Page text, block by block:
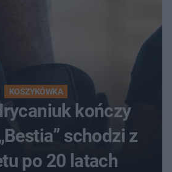
KOSZYKÓWKA
kończy
schodzi z
po 20 latach